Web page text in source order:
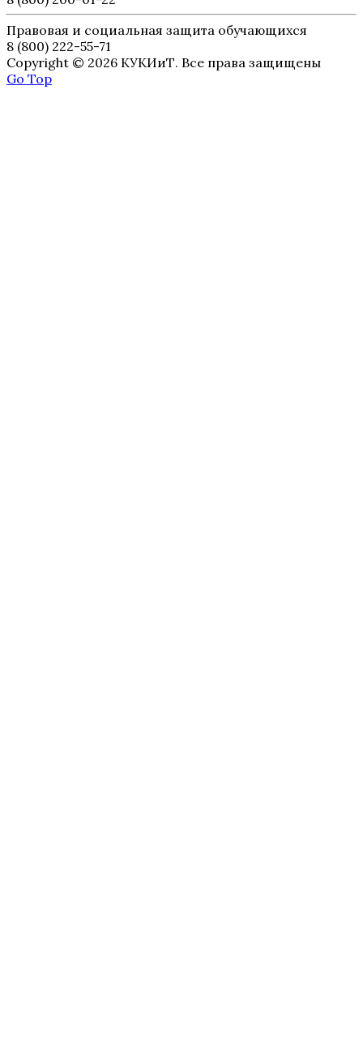
Правовая и социальная защита обучающихся
8 (800) 222-55-71
Copyright © 2026 КУКИиТ. Все права защищены
Go Top